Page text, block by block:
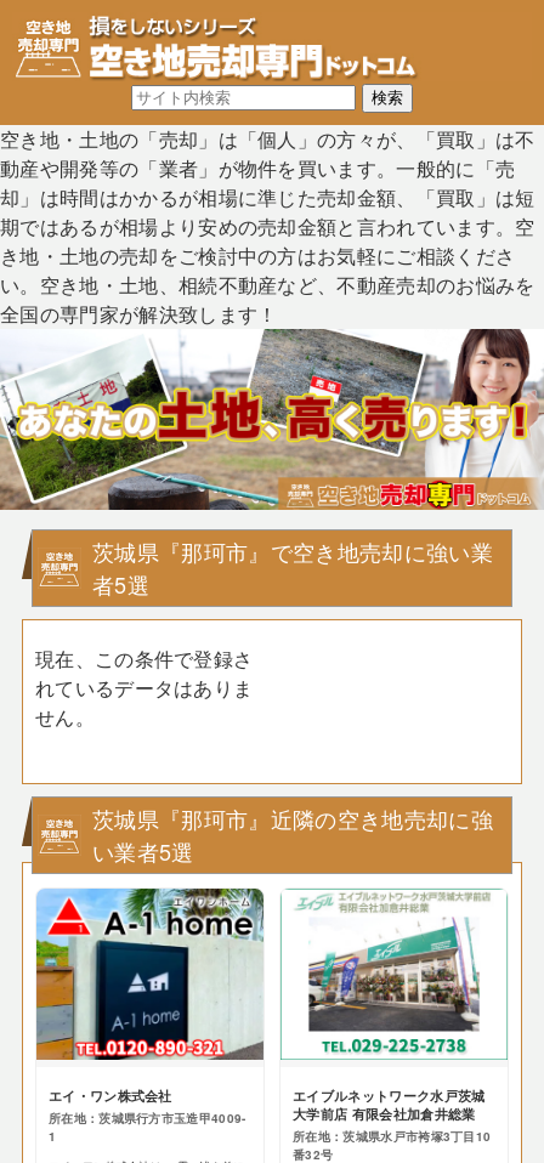
空き地・土地の「売却」は「個人」の方々が、「買取」は不
動産や開発等の「業者」が物件を買います。一般的に「売
却」は時間はかかるが相場に準じた売却金額、「買取」は短
期ではあるが相場より安めの売却金額と言われています。空
き地・土地の売却をご検討中の方はお気軽にご相談くださ
い。空き地・土地、相続不動産など、不動産売却のお悩みを
全国の専門家が解決致します！
茨城県『那珂市』で空き地売却に強い業
者5選
現在、この条件で登録さ
れているデータはありま
せん。
茨城県『那珂市』近隣の空き地売却に強
い業者5選
エイ・ワン株式会社
所在地：茨城県行方市玉造甲4009-
1
エイブルネットワーク水戸茨城
大学前店 有限会社加倉井総業
所在地：茨城県水戸市袴塚3丁目10
番32号